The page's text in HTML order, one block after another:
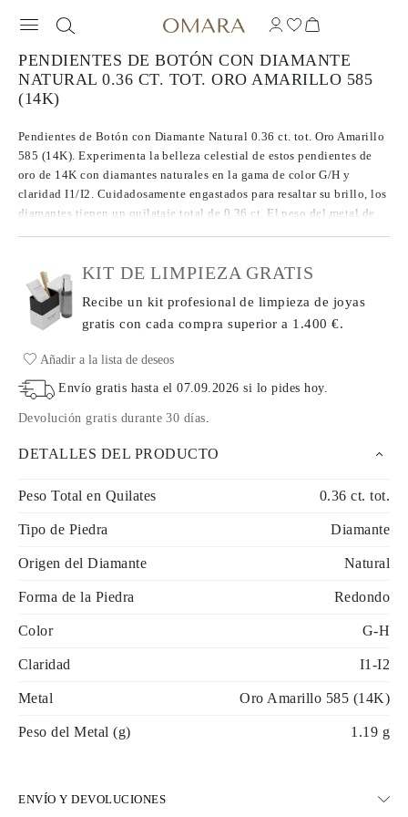
PENDIENTES DE BOTÓN CON DIAMANTE
NATURAL 0.36 CT. TOT. ORO AMARILLO 585
(14K)
Pendientes de Botón con Diamante Natural 0.36 ct. tot. Oro Amarillo
585 (14K). Experimenta la belleza celestial de estos pendientes de
oro de 14K con diamantes naturales en la gama de color G/H y
claridad I1/I2. Cuidadosamente engastados para resaltar su brillo, los
diamantes tienen un quilataje total de 0.36 ct. El peso del metal de
KIT DE LIMPIEZA GRATIS
Recibe un kit profesional de limpieza de joyas
gratis con cada comprasuperior a 1.400 €.
Añadir a la lista de deseos
Envío gratis hasta el07.09.2026 si lo pides hoy.
Devolución gratis durante 30 días.
DETALLES DEL PRODUCTO
Peso Total en Quilates 0.36 ct. tot.
Tipo de Piedra Diamante
Origen del Diamante Natural
Forma de la Piedra Redondo
Color G-H
Claridad I1-I2
Metal Oro Amarillo 585 (14K)
Peso del Metal (g) 1.19 g
ENVÍO Y DEVOLUCIONES